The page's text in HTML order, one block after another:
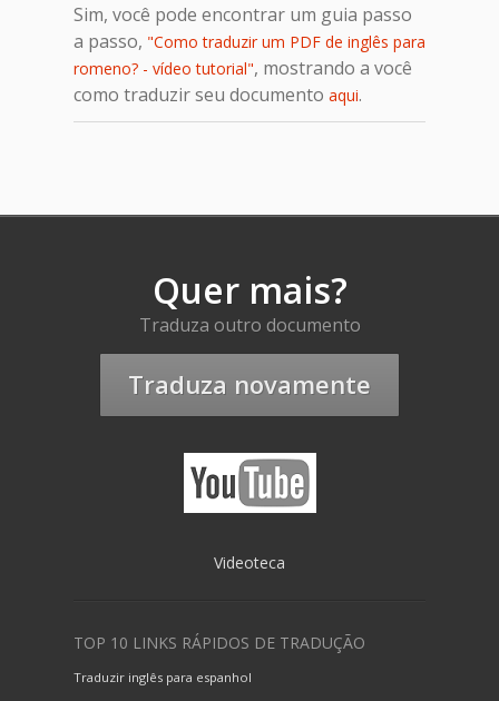
Sim, você pode encontrar um guia passo
a passo, "Como traduzir um PDF de inglês para
romeno? - vídeo tutorial", mostrando a você
como traduzir seu documento aqui.
Quer mais?
Traduza outro documento
Traduza novamente
Videoteca
TOP 10 LINKS RÁPIDOS DE TRADUÇÃO
Traduzir inglês para espanhol